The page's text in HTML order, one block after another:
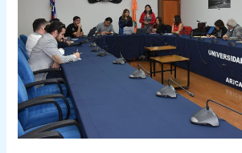
Inclusión:
Efectiva
atención
a
estudiantes
que